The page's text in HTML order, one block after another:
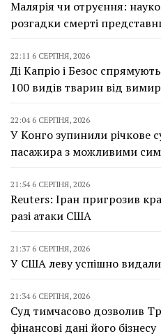
Малярія чи отруєння:
розгадки смерті
22:11 6 СЕРПНЯ, 2026
Ді Капріо і Безос
100 видів тварин від
22:04 6 СЕРПНЯ, 2026
У Конго зупинили річкове
пасажира з можливими
21:54 6 СЕРПНЯ, 2026
Reuters: Іран пригрозив
разі атаки США
21:37 6 СЕРПНЯ, 2026
У США леву успішно
21:34 6 СЕРПНЯ, 2026
Суд тимчасово дозволив
фінансові дані його бізнесу